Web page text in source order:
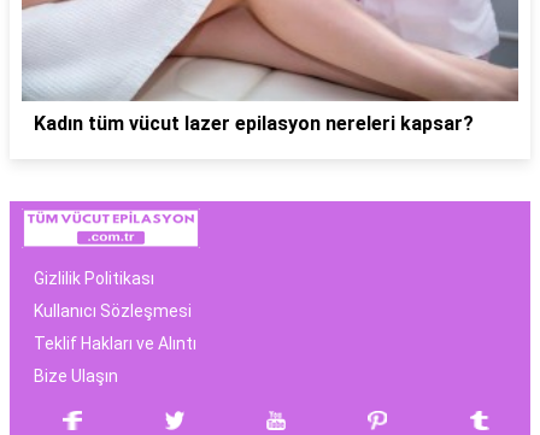
Kadın tüm vücut lazer epilasyon nereleri kapsar?
Gizlilik Politikası
Kullanıcı Sözleşmesi
Teklif Hakları ve Alıntı
Bize Ulaşın